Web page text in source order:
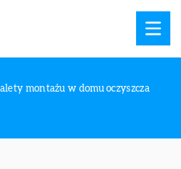
montażu w domu oczyszcza